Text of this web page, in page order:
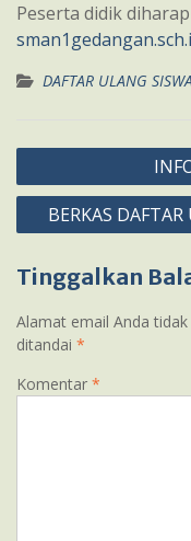
Peserta didik
DAFTAR ULANG
Navigasi
pos
BERKAS
Tinggalkan
Alamat email Anda
ditandai *
Komentar *